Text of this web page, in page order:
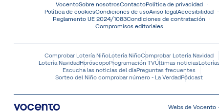
VocentoSobre nosotrosContactoPolítica de privacidad
Política de cookiesCondiciones de usoAviso legalAccesibilidad
Reglamento UE 2024/1083Condiciones de contratación
Compromisos editoriales
Comprobar Lotería NiñoLotería NiñoComprobar Lotería Navidad
Lotería NavidadHoróscopoProgramación TVÚltimas noticias
Escucha las noticias del díaPreguntas frecuentes
Sorteo del Niño comprobar número - La VerdadPódcast
Webs de Vocento